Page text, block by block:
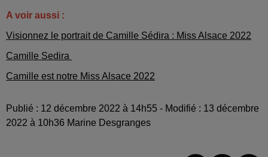
A voir aussi :
Visionnez le portrait de Camille Sédira : Miss Alsace 2022
Camille Sedira
Camille est notre Miss Alsace 2022
Publié : 12 décembre 2022 à 14h55 - Modifié : 13 décembre
2022 à 10h36 Marine Desgranges